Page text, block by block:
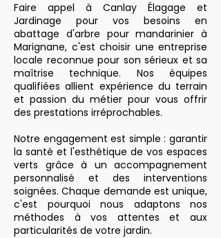
Faire appel à Canlay Élagage et
Jardinage pour vos besoins en
abattage d'arbre pour mandarinier à
Marignane, c'est choisir une entreprise
locale reconnue pour son sérieux et sa
maîtrise technique. Nos équipes
qualifiées allient expérience du terrain
et passion du métier pour vous offrir
des prestations irréprochables.
Notre engagement est simple : garantir
la santé et l'esthétique de vos espaces
verts grâce à un accompagnement
personnalisé et des interventions
soignées. Chaque demande est unique,
c'est pourquoi nous adaptons nos
méthodes à vos attentes et aux
particularités de votre jardin.